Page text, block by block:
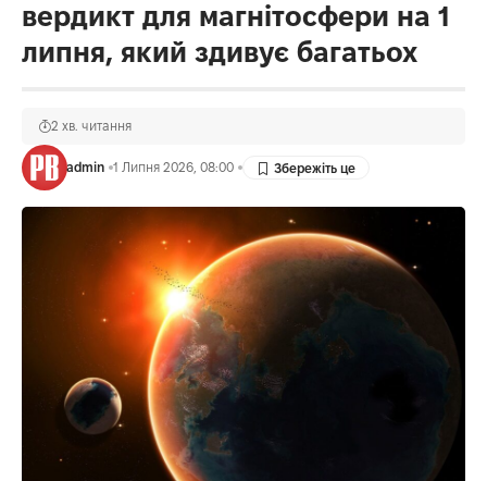
вердикт для магнітосфери на 1
липня, який здивує багатьох
admin 1 Липня 2026, 08:00
2 хв. читання